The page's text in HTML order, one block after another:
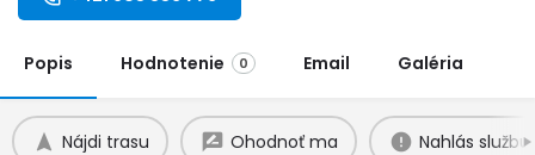
Popis Hodnotenie 0 Email Galéria
Nájdi trasu Ohodnoť ma Nahlás službu